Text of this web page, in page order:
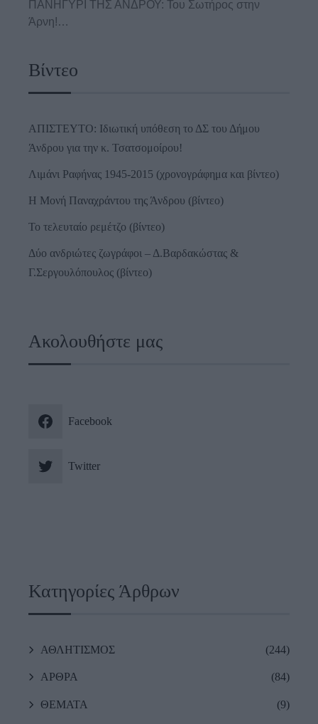
ΠΑΝΗΓΥΡΙ ΤΗΣ ΑΝΔΡΟΥ: Του Σωτήρος στην
Άρνη!…
Βίντεο
ΑΠΙΣΤΕΥΤΟ: Ιδιωτική υπόθεση το ΔΣ του Δήμου
Άνδρου για την κ. Τσατσομοίρου!
Λιμάνι Ραφήνας 1945-2015 (χρονογράφημα και βίντεο)
Η Μονή Παναχράντου της Άνδρου (βίντεο)
Το τελευταίο ρεμέτζο (βίντεο)
Δύο ανδριώτες ζωγράφοι – Δ.Βαρδακώστας &
Γ.Σεργουλόπουλος (βίντεο)
Ακολουθήστε μας
Facebook
Twitter
Κατηγορίες Άρθρων
ΑΘΛΗΤΙΣΜΟΣ (244)
ΑΡΘΡΑ (84)
ΘΕΜΑΤΑ (9)